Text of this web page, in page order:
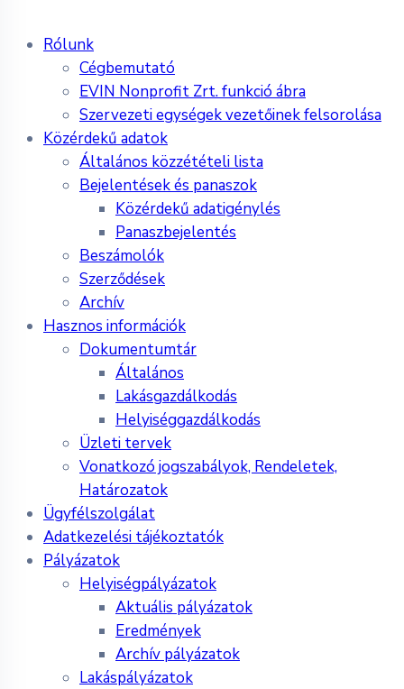
Rólunk
Cégbemutató
EVIN Nonprofit Zrt. funkció ábra
Szervezeti egységek vezetőinek felsorolása
Közérdekű adatok
Általános közzétételi lista
Bejelentések és panaszok
Közérdekű adatigénylés
Panaszbejelentés
Beszámolók
Szerződések
Archív
Hasznos információk
Dokumentumtár
Általános
Lakásgazdálkodás
Helyiséggazdálkodás
Üzleti tervek
Vonatkozó jogszabályok, Rendeletek,
Határozatok
Ügyfélszolgálat
Adatkezelési tájékoztatók
Pályázatok
Helyiségpályázatok
Aktuális pályázatok
Eredmények
Archív pályázatok
Lakáspályázatok